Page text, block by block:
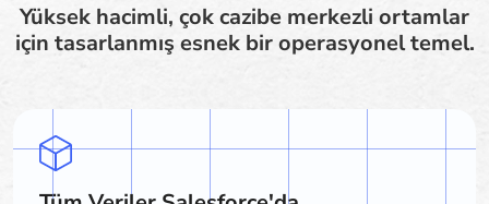
Yüksek hacimli, çok cazibe merkezli ortamlar
için tasarlanmış esnek bir operasyonel temel.